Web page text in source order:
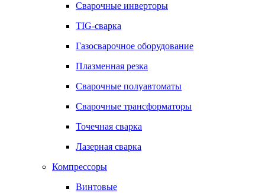
Сварочные инверторы
TIG-сварка
Газосварочное оборудование
Плазменная резка
Сварочные полуавтоматы
Сварочные трансформаторы
Точечная сварка
Лазерная сварка
Компрессоры
Винтовые